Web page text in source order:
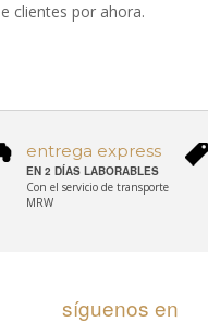
clientes por ahora.
entrega express
EN 2 DÍAS LABORABLES
Con el servicio de transporte
MRW
síguenos en